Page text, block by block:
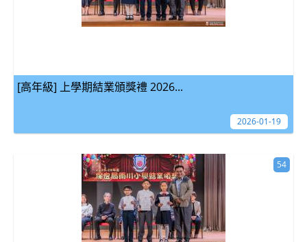
[高年級] 上學期結業頒獎禮 2026...
2026-01-19
54